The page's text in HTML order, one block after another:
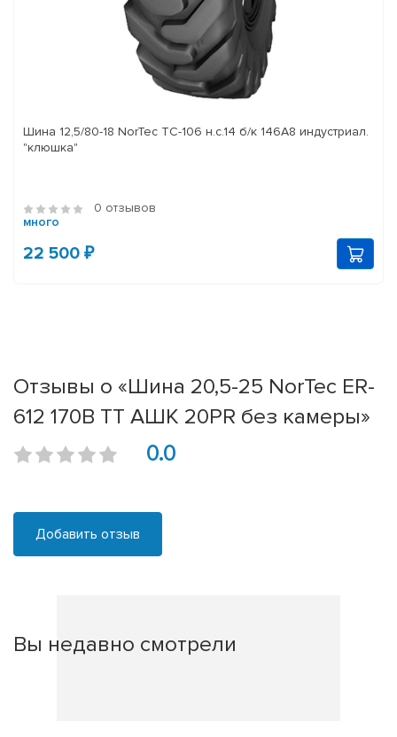
Шина 12,5/80-18 NorTec TC-106 н.с.14 б/к 146A8 индустриал.
"клюшка"
0 отзывов
много
22 500 ₽
Отзывы о «Шина 20,5-25 NorTec ER-
612 170В TT АШК 20PR без камеры»
0.0
Добавить отзыв
Вы недавно смотрели